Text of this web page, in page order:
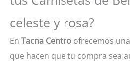
celeste y rosa?
En Tacna Centro ofrecemos
que hacen que tu compra sea